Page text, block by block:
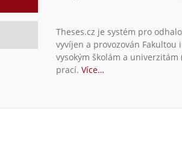
Theses.cz je systém pro
vyvíjen a provozován
vysokým školám a
prací. Více…